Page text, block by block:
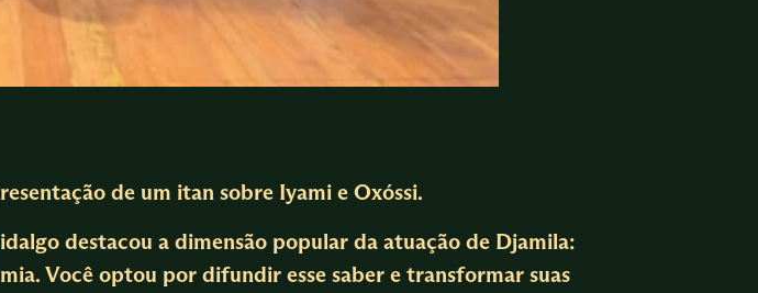
de um itan sobre Iyami e Oxóssi.
destacou a dimensão popular da atuação de Djamila:
Você optou por difundir esse saber e transformar suas